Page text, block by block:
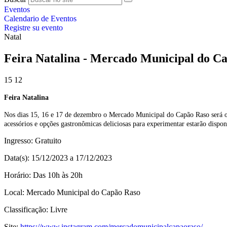
Eventos
Calendario de Eventos
Registre su evento
Natal
Feira Natalina - Mercado Municipal do
15 12
Feira Natalina
Nos dias 15, 16 e 17 de dezembro o Mercado Municipal do Capão Raso
acessórios e opções gastronômicas deliciosas para experimentar estarão
Ingresso: Gratuito
Data(s): 15/12/2023 a 17/12/2023
Horário: Das 10h às 20h
Local: Mercado Municipal do Capão Raso
Classificação: Livre